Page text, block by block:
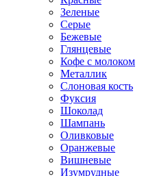
Зеленые
Серые
Бежевые
Глянцевые
Кофе с молоком
Металлик
Слоновая кость
Фуксия
Шоколад
Шампань
Оливковые
Оранжевые
Вишневые
Изумрудные